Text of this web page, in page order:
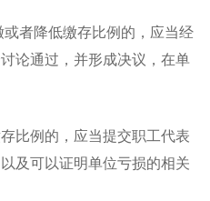
者降低缴存比例的，应当经
论通过，并形成决议，在单
例的，应当提交职工代表
及可以证明单位亏损的相关